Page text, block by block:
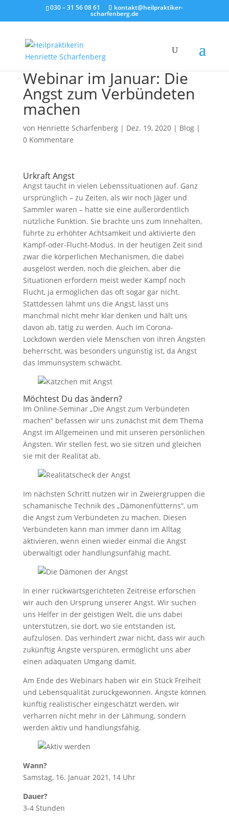
030 – 31 56 08 61 kontakt@heilpraktiker-
scharfenberg.de
Webinar im Januar: Die
Angst zum Verbündeten
machen
von Henriette Scharfenberg| Dez. 19, 2020| Blog|
0 Kommentare
Urkraft Angst
Angst taucht in vielen Lebenssituationen auf. Ganz
ursprünglich – zu Zeiten, als wir noch Jäger und
Sammler waren – hatte sie eine außerordentlich
nützliche Funktion. Sie brachte uns zum Innehalten,
führte zu erhöhter Achtsamkeit und aktivierte den
Kampf-oder-Flucht-Modus. In der heutigen Zeit sind
zwar die körperlichen Mechanismen, die dabei
ausgelöst werden, noch die gleichen, aber die
Situationen erfordern meist weder Kampf noch
Flucht, ja ermöglichen das oft sogar gar nicht.
Stattdessen lähmt uns die Angst, lässt uns
manchmal nicht mehr klar denken und hält uns
davon ab, tätig zu werden. Auch im Corona-
Lockdown werden viele Menschen von ihren Ängsten
beherrscht, was besonders ungünstig ist, da Angst
das Immunsystem schwächt.
Möchtest Du das ändern?
Im Online-Seminar „Die Angst zum Verbündeten
machen“ befassen wir uns zunächst mit dem Thema
Angst im Allgemeinen und mit unseren persönlichen
Ängsten. Wir stellen fest, wo sie sitzen und gleichen
sie mit der Realität ab.
Im nächsten Schritt nutzen wir in Zweiergruppen die
schamanische Technik des „Dämonenfütterns“, um
die Angst zum Verbündeten zu machen. Diesen
Verbündeten kann man immer dann im Alltag
aktivieren, wenn einen wieder einmal die Angst
überwältigt oder handlungsunfähig macht.
In einer rückwärtsgerichteten Zeitreise erforschen
wir auch den Ursprung unserer Angst. Wir suchen
uns Helfer in der geistigen Welt, die uns dabei
unterstützen, sie dort, wo sie entstanden ist,
aufzulösen. Das verhindert zwar nicht, dass wir auch
zukünftig Ängste verspüren, ermöglicht uns aber
einen adäquaten Umgang damit.
Am Ende des Webinars haben wir ein Stück Freiheit
und Lebensqualität zurückgewonnen. Ängste können
künftig realistischer eingeschätzt werden, wir
verharren nicht mehr in der Lähmung, sondern
werden aktiv und handlungsfähig.
Wann?
Samstag, 16. Januar 2021, 14 Uhr
Dauer?
3-4 Stunden